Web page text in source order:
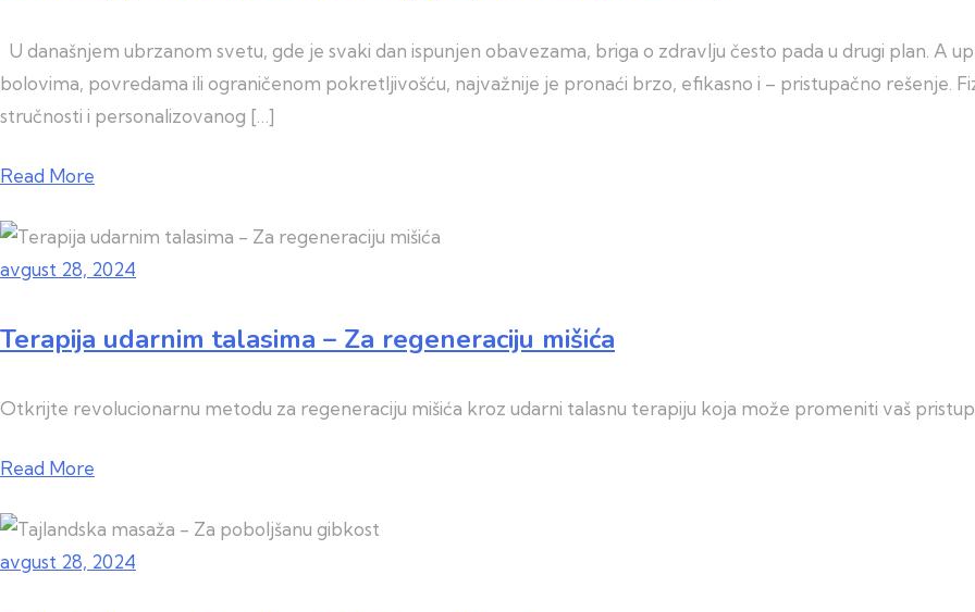
U današnjem ubrzanom svetu, gde je svaki dan ispunjen obavezama, briga o zdravlju često pada u drugi plan. A
bolovima, povredama ili ograničenom pokretljivošću, najvažnije je pronaći brzo, efikasno i – pristupačno rešenje.
stručnosti i personalizovanog […]
Read More
avgust 28, 2024
Terapija udarnim talasima – Za regeneraciju mišića
Otkrijte revolucionarnu metodu za regeneraciju mišića kroz udarni talasnu terapiju koja može promeniti vaš pristup
Read More
avgust 28, 2024